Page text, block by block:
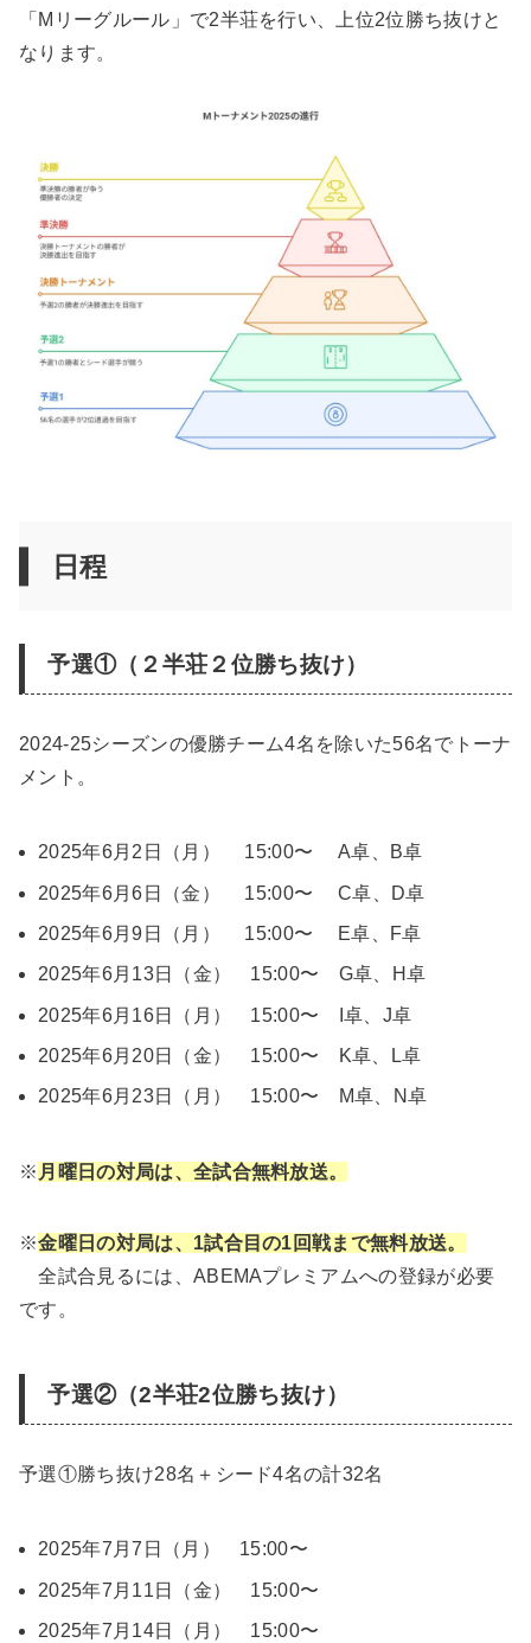
「Mリーグルール」で2半荘を行い、上位2位勝ち抜けと
なります。
日程
予選①（２半荘２位勝ち抜け）
2024-25シーズンの優勝チーム4名を除いた56名でトーナ
メント。
2025年6月2日（月） 15:00〜 A卓、B卓
2025年6月6日（金） 15:00〜 C卓、D卓
2025年6月9日（月） 15:00〜 E卓、F卓
2025年6月13日（金） 15:00〜 G卓、H卓
2025年6月16日（月） 15:00〜 I卓、J卓
2025年6月20日（金） 15:00〜 K卓、L卓
2025年6月23日（月） 15:00〜 M卓、N卓
※ 月曜日の対局は、全試合無料放送。
※金曜日の対局は、1試合目の1回戦まで無料放送。
全試合見るには、ABEMAプレミアムへの登録が必要
です。
予選②（2半荘2位勝ち抜け）
予選①勝ち抜け28名＋シード4名の計32名
2025年7月7日（月） 15:00〜
2025年7月11日（金） 15:00〜
2025年7月14日（月） 15:00〜